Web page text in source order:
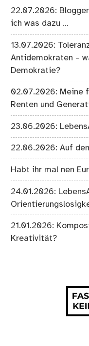
22.07.2026:
ich was dazu …
13.07.2026:
Antidemokraten –
Demokratie?
02.07.2026: Meine
Renten und
23.06.2026:
22.06.2026: Auf
Habt ihr mal nen
24.01.2026:
21.01.2026:
Kreativität?